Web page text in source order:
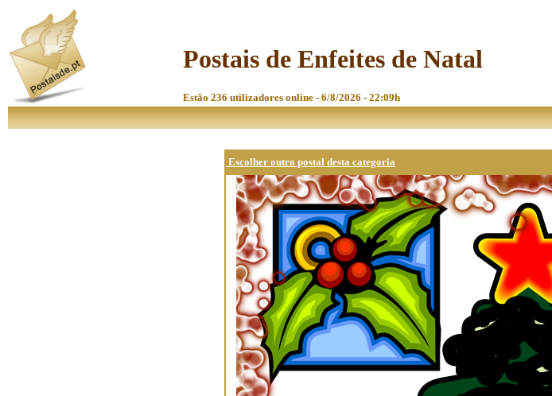
Postais de Enfeites de Natal
Estão 236 utilizadores online - 6/8/2026 - 22:09h
Escolher outro postal desta categoria